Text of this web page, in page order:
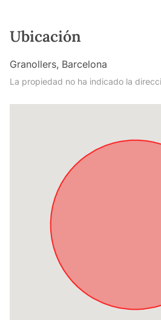
Ubicación
Granollers, Barcelona
La propiedad no ha indicado la